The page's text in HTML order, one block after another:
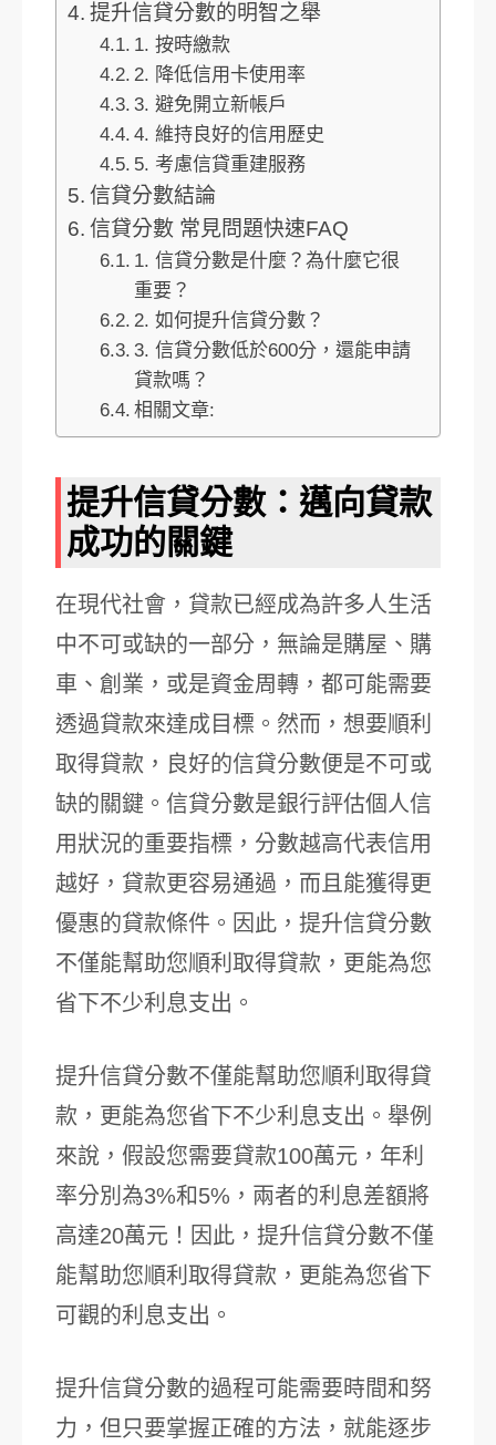
提升信貸分數的明智之舉
1. 按時繳款
2. 降低信用卡使用率
3. 避免開立新帳戶
4. 維持良好的信用歷史
5. 考慮信貸重建服務
信貸分數結論
信貸分數 常見問題快速FAQ
1. 信貸分數是什麼？為什麼它很
重要？
2. 如何提升信貸分數？
3. 信貸分數低於600分，還能申請
貸款嗎？
相關文章:
提升信貸分數：邁向貸款
成功的關鍵
在現代社會，貸款已經成為許多人生活
中不可或缺的一部分，無論是購屋、購
車、創業，或是資金周轉，都可能需要
透過貸款來達成目標。然而，想要順利
取得貸款，良好的信貸分數便是不可或
缺的關鍵。信貸分數是銀行評估個人信
用狀況的重要指標，分數越高代表信用
越好，貸款更容易通過，而且能獲得更
優惠的貸款條件。因此，提升信貸分數
不僅能幫助您順利取得貸款，更能為您
省下不少利息支出。
提升信貸分數不僅能幫助您順利取得貸
款，更能為您省下不少利息支出。舉例
來說，假設您需要貸款100萬元，年利
率分別為3%和5%，兩者的利息差額將
高達20萬元！因此，提升信貸分數不僅
能幫助您順利取得貸款，更能為您省下
可觀的利息支出。
提升信貸分數的過程可能需要時間和努
力，但只要掌握正確的方法，就能逐步